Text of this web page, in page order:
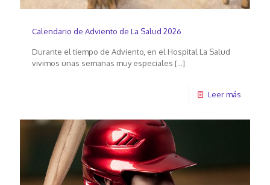
Calendario de Adviento de La Salud 2026
Durante el tiempo de Adviento, en el Hospital La Salud
vivimos unas semanas muy especiales […]
Leer más